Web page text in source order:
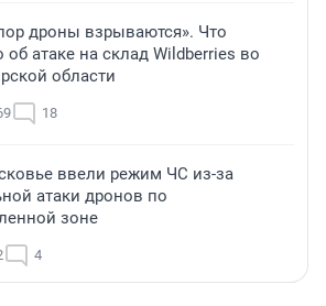
дроны взрываются». Что
об атаке на склад Wildberries во
области
18
ввели режим ЧС из-за
атаки дронов по
зоне
4